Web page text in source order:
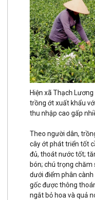
Hiện xã Thạch
trồng ớt xuất khẩu
thu nhập cao gấp
Theo người dân,
cây ớt phát triển tốt
đủ, thoát nước tốt;
bón; chú trọng chăm
dưới điểm phân
gốc được thông
ngắt bỏ hoa và quả